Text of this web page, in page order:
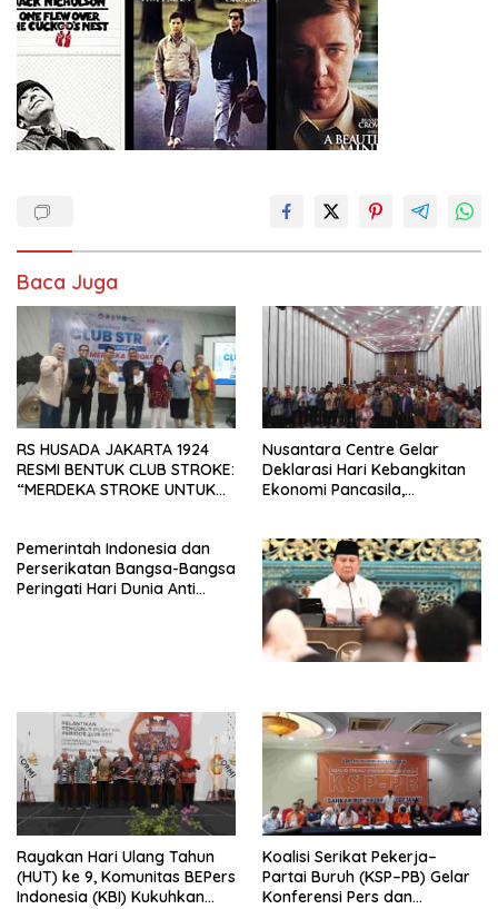
Baca Juga
RS HUSADA JAKARTA 1924
RESMI BENTUK CLUB STROKE:
“MERDEKA STROKE UNTUK
Nusantara Centre Gelar
Deklarasi Hari Kebangkitan
Ekonomi Pancasila,
Penjajahan (Pergolakan
Ekonomi Politik Indonesia) &
Simposium Nasional “Urgensi
Undang-Undang
Perekonomian Nasional dan
Kesejahteraan Sosial dalam
Pemerintah Indonesia dan
Perserikatan Bangsa-Bangsa
Peringati Hari Dunia Anti
Rayakan Hari Ulang Tahun
(HUT) ke 9, Komunitas BEPers
Indonesia (KBI) Kukuhkan
Koalisi Serikat Pekerja–
Partai Buruh (KSP–PB) Gelar
Konferensi Pers dan